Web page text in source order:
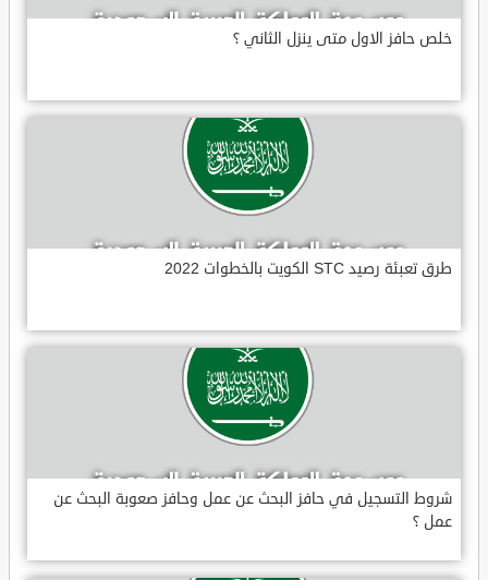
خلص حافز الاول متى ينزل الثاني ؟
طرق تعبئة رصيد STC الكويت بالخطوات 2022
شروط التسجيل في حافز البحث عن عمل وحافز صعوبة البحث عن
عمل ؟